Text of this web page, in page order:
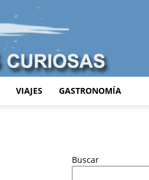
VIAJES GASTRONOMÍA
Buscar